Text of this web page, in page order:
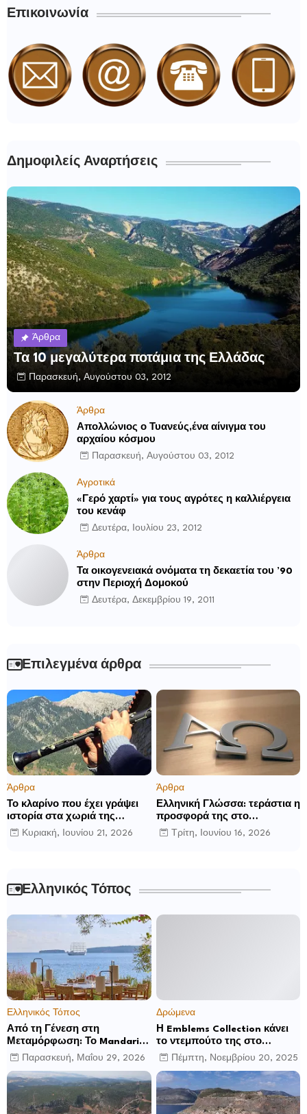
Επικοινωνία
Δημοφιλείς Αναρτήσεις
Άρθρα
Τα 10 μεγαλύτερα ποτάμια της Ελλάδας
Παρασκευή, Αυγούστου 03, 2012
Άρθρα
Απολλώνιος ο Τυανεύς,ένα αίνιγμα του
αρχαίου κόσμου
Παρασκευή, Αυγούστου 03, 2012
Αγροτικά
«Γερό χαρτί» για τους αγρότες η καλλιέργεια
του κενάφ
Δευτέρα, Ιουλίου 23, 2012
Άρθρα
Τα οικογενειακά ονόματα τη δεκαετία του ’90
στην Περιοχή Δομοκού
Δευτέρα, Δεκεμβρίου 19, 2011
Επιλεγμένα άρθρα
Άρθρα
Το κλαρίνο που έχει γράψει
ιστορία στα χωριά της
Ρούμελης
Κυριακή, Ιουνίου 21, 2026
Άρθρα
Ελληνική Γλώσσα: τεράστια η
προσφορά της στο
παγκόσμιο γίγνεσθαι.
Τρίτη, Ιουνίου 16, 2026
Ελληνικός Τόπος
Ελληνικός Τόπος
Από τη Γένεση στη
Μεταμόρφωση: Το Mandarin
Oriental, Costa Navarino
αποκαλύπτει μια νέα σεζόν
βιωματικών εμπειριών
Παρασκευή, Μαΐου 29, 2026
Δρώμενα
Η Emblems Collection κάνει
το ντεμπούτο της στο
Ηνωμένο Βασίλειο με το
Luckham Park Hotel & Spa
και ανακοινώνει άλλα έξι
ανοίγματα για το 2026 και
μετά
Πέμπτη, Νοεμβρίου 20, 2025